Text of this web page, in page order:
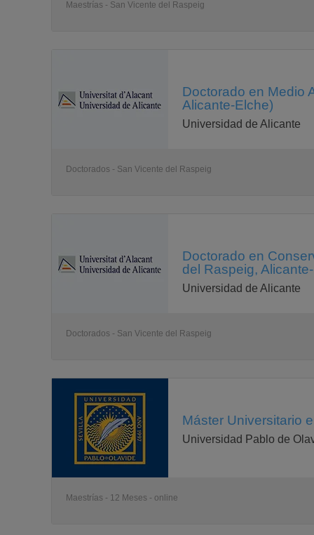
Maestrías - San Vicente del Raspeig
Doctorado en Medio
Alicante-Elche)
Universidad de Alicante
Doctorados - San Vicente del Raspeig
Doctorado en
del Raspeig,
Universidad de Alicante
Doctorados - San Vicente del Raspeig
Máster Universitario
Universidad Pablo de
Maestrías - 12 Meses - online